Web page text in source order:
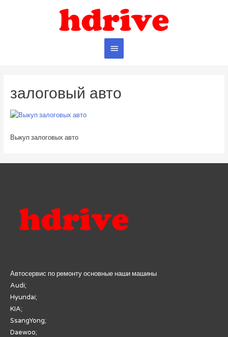
Главное
залоговый авто
Выкуп залоговых авто
Автосервис по ремонту основные наши машины
Audi;
Hyundai;
KIA;
SsangYong;
Daewoo;